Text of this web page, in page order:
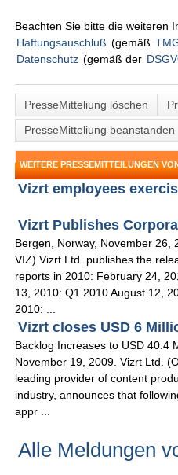
Beachten Sie bitte die weiteren
Haftungsauschluß (gemäß
Datenschutz (gemäß der
PresseMitteliung löschen
PresseMitteliung beanstanden
WEITERE PRESSEMITTEILUNGEN
Vizrt employees
Vizrt Publishes
Bergen, Norway, November 26,
VIZ) Vizrt Ltd. publishes the
reports in 2010: February 24,
13, 2010: Q1 2010 August 12,
2010: ...
Vizrt closes USD 6
Backlog Increases to USD 40.4
November 19, 2009. Vizrt Ltd.
leading provider of content
industry, announces that
appr ...
Alle Meldungen